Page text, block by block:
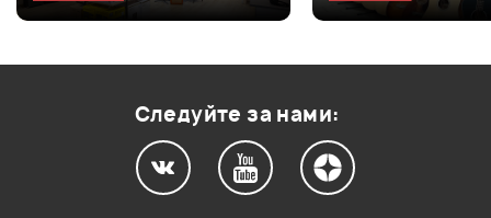
Оценка3
0
Следуйте за нами: